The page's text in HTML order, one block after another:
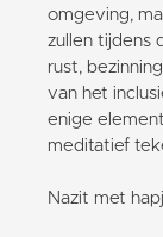
omgeving,
zullen tijdens
rust,
van het
enige
meditatief
Nazit met